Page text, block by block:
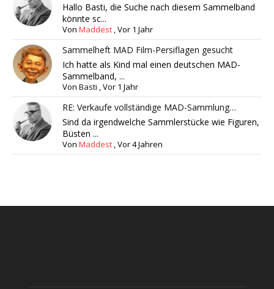
Hallo Basti, die Suche nach diesem Sammelband
könnte sc...
VonMaddest ,Vor 1 Jahr
Sammelheft MAD Film-Persiflagen gesucht
Ich hatte als Kind mal einen deutschen MAD-
Sammelband, ...
VonBasti ,Vor 1 Jahr
RE: Verkaufe vollständige MAD-Sammlung…
Sind da irgendwelche Sammlerstücke wie Figuren,
Büsten ...
VonMaddest ,Vor 4 Jahren